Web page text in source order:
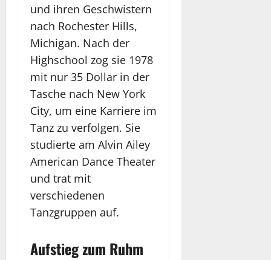
und ihren Geschwistern
nach Rochester Hills,
Michigan. Nach der
Highschool zog sie 1978
mit nur 35 Dollar in der
Tasche nach New York
City, um eine Karriere im
Tanz zu verfolgen. Sie
studierte am Alvin Ailey
American Dance Theater
und trat mit
verschiedenen
Tanzgruppen auf.
Aufstieg zum Ruhm